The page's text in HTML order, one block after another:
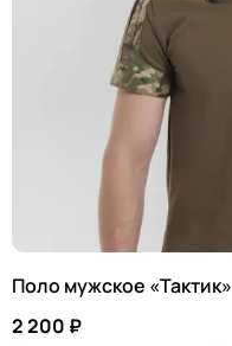
Поло мужское «Тактик»
2 200 ₽